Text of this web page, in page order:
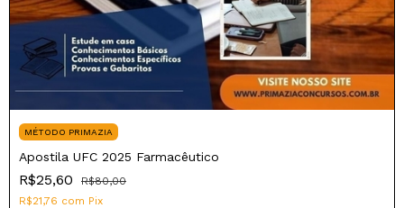
MÉTODO PRIMAZIA
Apostila UFC 2025 Farmacêutico
R$25,60
R$80,00
R$21,76 com Pix